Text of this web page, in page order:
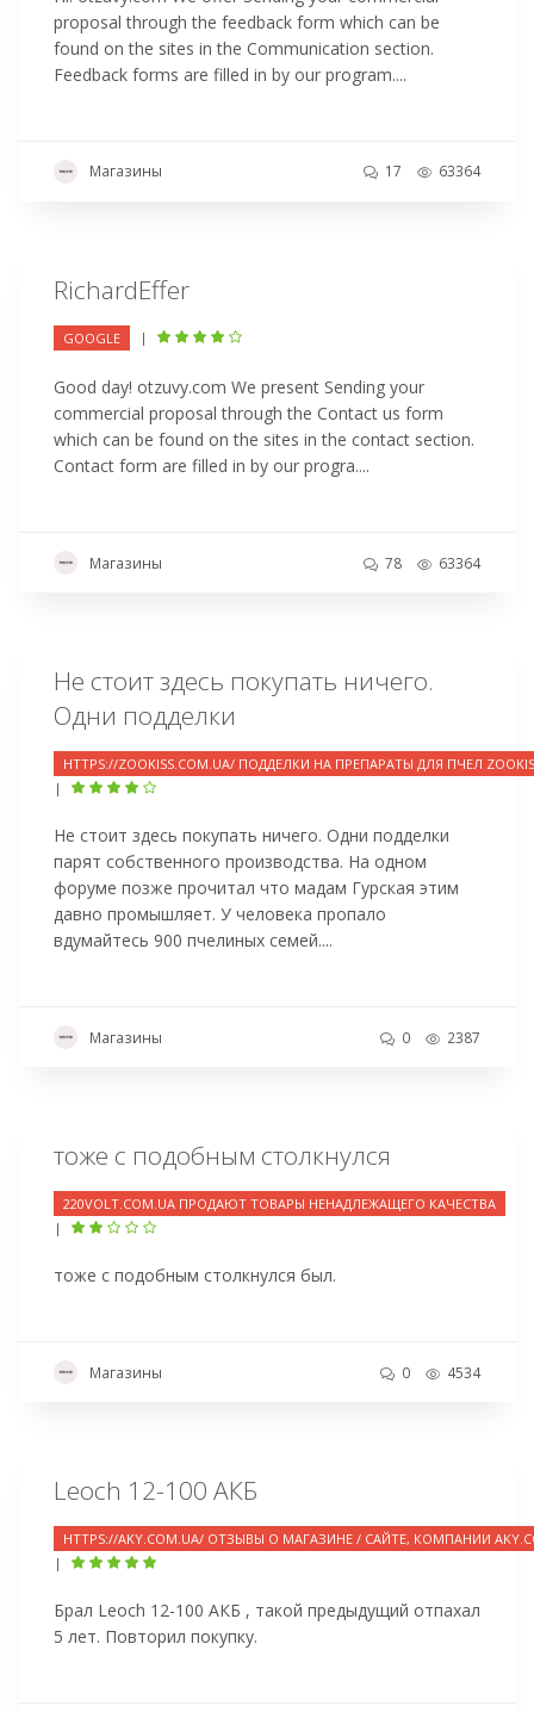
proposal through the feedback form which can be
found on the sites in the Communication section.
Feedback forms are filled in by our program....
Магазины 17 63364
RichardEffer
GOOGLE |
Good day! otzuvy.com We present Sending your
commercial proposal through the Contact us form
which can be found on the sites in the contact section.
Contact form are filled in by our progra....
Магазины 78 63364
Не стоит здесь покупать ничего.
Одни подделки
HTTPS://ZOOKISS.COM.UA/ ПОДДЕЛКИ НА ПРЕПАРАТЫ ДЛЯ ПЧЕЛ
|
Не стоит здесь покупать ничего. Одни подделки
парят собственного производства. На одном
форуме позже прочитал что мадам Гурская этим
давно промышляет. У человека пропало
вдумайтесь 900 пчелиных семей....
Магазины 0 2387
тоже с подобным столкнулся
220VOLT.COM.UA ПРОДАЮТ ТОВАРЫ НЕНАДЛЕЖАЩЕГО КАЧЕСТВА
|
тоже с подобным столкнулся был.
Магазины 0 4534
Leoch 12-100 АКБ
HTTPS://AKY.COM.UA/ ОТЗЫВЫ О МАГАЗИНЕ / САЙТЕ, КОМПАНИИ
|
Брал Leoch 12-100 АКБ , такой предыдущий отпахал
5 лет. Повторил покупку.